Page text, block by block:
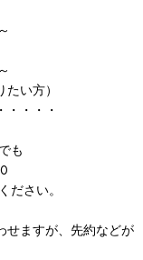
い方）
・・・・
も
ださい。
ますが、先約などが